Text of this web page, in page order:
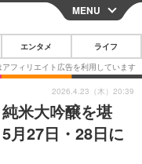
CLOSE
スマートフォン
MENU
エンタメ ライフ
米大吟醸を堪
月27日・28日に
2026.4.23（木）20:39